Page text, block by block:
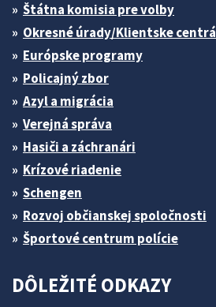
Štátna komisia pre volby
Okresné úrady/Klientske centrá
Európske programy
Policajný zbor
Azyl a migrácia
Verejná správa
Hasiči a záchranári
Krízové riadenie
Schengen
Rozvoj občianskej spoločnosti
Športové centrum polície
DÔLEŽITÉ ODKAZY